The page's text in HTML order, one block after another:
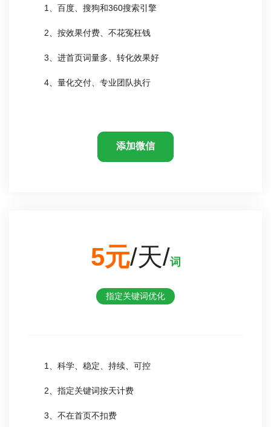
1、百度、搜狗和360搜索引擎
2、按效果付费、不花冤枉钱
3、进首页词量多、转化效果好
4、量化交付、专业团队执行
添加微信
5元/天/词
指定关键词优化
1、科学、稳定、持续、可控
2、指定关键词按天计费
3、不在首页不扣费